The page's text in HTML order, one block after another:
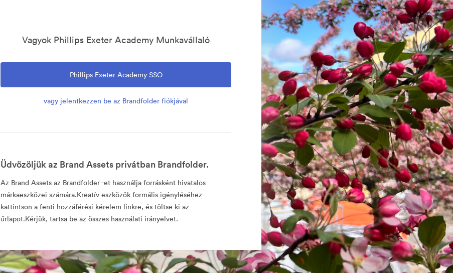
Vagyok Phillips Exeter Academy Munkavállaló
Phillips Exeter Academy SSO
vagy jelentkezzen be az Brandfolder fiókjával
Üdvözöljük az Brand Assets privátban Brandfolder.
Az Brand Assets az Brandfolder -et használja forrásként hivatalos
márkaeszközei számára.Kreatív eszközök formális igényléséhez
kattintson a fenti hozzáférési kérelem linkre, és töltse ki az
űrlapot.Kérjük, tartsa be az összes használati irányelvet.